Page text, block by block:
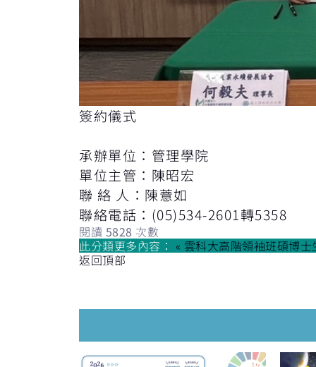
簽約儀式
承辦單位：管理學院
單位主管：陳昭宏
聯 絡 人：陳薏如
聯絡電話：(05)534-2601轉5358
閱讀 5828 次數
此分類更多內容： « 雲科大高階領袖班碩博
返回頂部